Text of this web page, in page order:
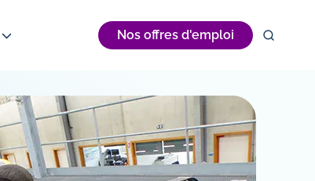
Nos offres d'emploi